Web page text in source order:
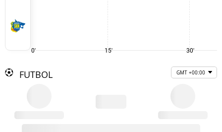
0' 15' 30'
FUTBOL GMT +00:00